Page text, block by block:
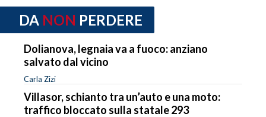
DA NON PERDERE
Dolianova, legnaia va a fuoco: anziano
salvato dal vicino
Carla Zizi
Villasor, schianto tra un’auto e una moto:
traffico bloccato sulla statale 293